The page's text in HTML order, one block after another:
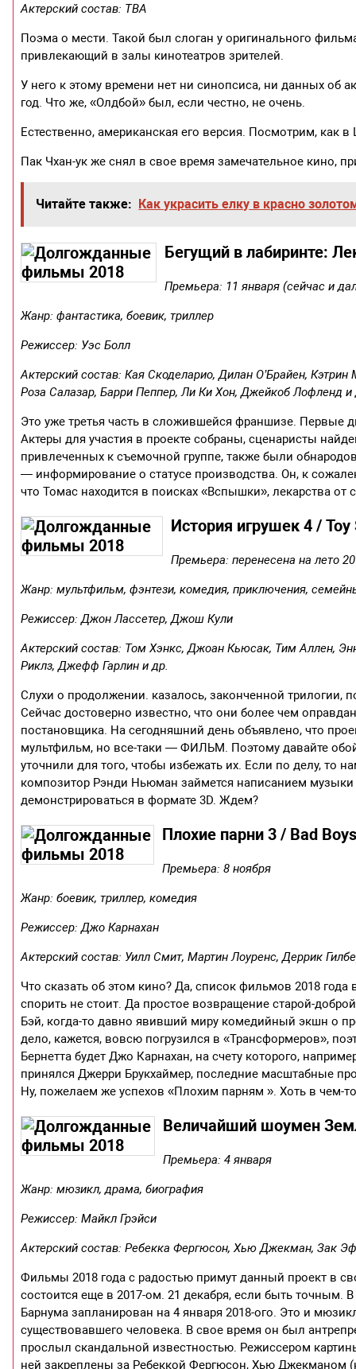
Актерский состав: TBA
Поэма о мести. Такой был слоган у оригинального
привлекающий в залы кинотеатров зрителей.
У него к этому времени нет ни синопсиса, ни данных об
год. Что же, «Олдбой» был, если честно, не очень.
Естественно, американская его версия. Посмотрим, как
Пак Чхан-ук же снял в свое время замечательное кино,
Читайте также: Как украсить елку в красно
Бегущий в лабиринте:
Премьера: 11 января (сейчас и
Жанр: фантастика, боевик, триллер
Режиссер: Уэс Болл
Актерский состав: Кая Скоделарио, Дилан О’Брайен,
Роза Салазар, Барри Пеппер, Ли Ки Хон, Джейкоб Лофленд и
Это уже третья часть в сложившейся франшизе. Первые
Актеры для участия в проекте собраны, сценаристы
привлеченных к съемочной группе, также были
— информирование о статусе производства. Он, к
что Томас находится в поисках «Вспышки», лекарства от
История игрушек 4 / Toy
Премьера: перенесена на лето
Жанр: мультфильм, фэнтези, комедия, приключения,
Режиссер: Джон Лассетер, Джош Кули
Актерский состав: Том Хэнкс, Джоан Кьюсак, Тим Аллен,
Риклз, Джефф Гарлин и др.
Слухи о продолжении. казалось, законченной
Сейчас достоверно известно, что они более чем
постановщика. На сегодняшний день объявлено, что
мультфильм, но все-таки — ФИЛЬМ. Поэтому давайте
уточнили для того, чтобы избежать их. Если по делу, то
композитор Рэнди Ньюман займется написанием музыки
демонстрироваться в формате 3D. Ждем?
Плохие парни 3 / Bad
Премьера: 8 ноября
Жанр: боевик, триллер, комедия
Режиссер: Джо Карнахан
Актерский состав: Уилл Смит, Мартин Лоуренс, Деррик
Что сказать об этом кино? Да, список фильмов 2018
спорить не стоит. Да простое возвращение старой-
Бэй, когда-то давно явивший миру комедийный экшн о
дело, кажется, вовсю погрузился в «Трансформеров»,
Бернетта будет Джо Карнахан, на счету которого,
принялся Джерри Брукхаймер, последние масштабные
Ну, пожелаем же успехов «Плохим парням ». Хоть в чем-
Величайший шоумен
Премьера: 4 января
Жанр: мюзикл, драма, биография
Режиссер: Майкл Грэйси
Актерский состав: Ребекка Фергюсон, Хью Джекман, Зак
Фильмы 2018 года с радостью примут данный проект в
состоится еще в 2017-ом. 21 декабря, если быть
Барнума запланирован на 4 января 2018-ого. Это и
существовавшего человека. В свое время он был
прослыл скандальной известностью. Режиссером
ней закреплены за Ребеккой Фергюсон, Хью Джекманом